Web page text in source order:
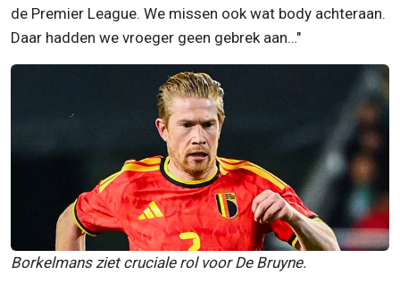
de Premier League. We missen ook wat body achteraan.
Daar hadden we vroeger geen gebrek aan…"
Borkelmans ziet cruciale rol voor De Bruyne.